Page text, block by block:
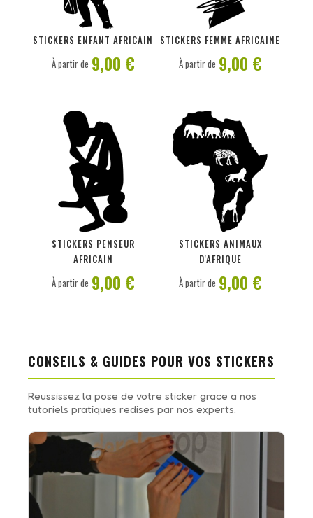
STICKERS ENFANT AFRICAIN
PERSONNALISER
À partir de 9,00 €
STICKERS FEMME AFRICAINE
PERSONNALISER
À partir de 9,00 €
STICKERS PENSEUR
AFRICAIN
PERSONNALISER
À partir de 9,00 €
STICKERS ANIMAUX
D'AFRIQUE
PERSONNALISER
À partir de 9,00 €
CONSEILS & GUIDES POUR VOS STICKERS
Reussissez la pose de votre sticker grace a nos
tutoriels pratiques redises par nos experts.